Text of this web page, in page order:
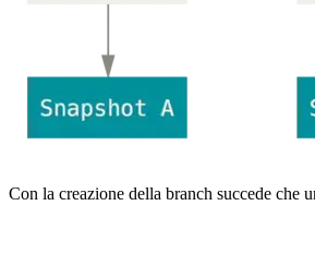
Con la creazione della branch succede che